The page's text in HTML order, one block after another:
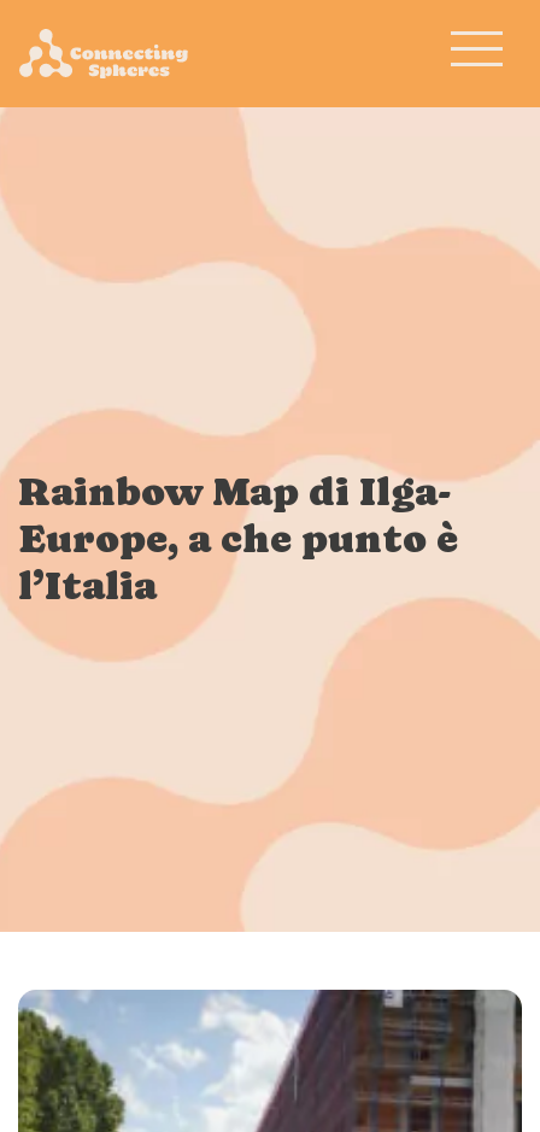
Rainbow Map di Ilga-
Europe, a che punto è
l’Italia